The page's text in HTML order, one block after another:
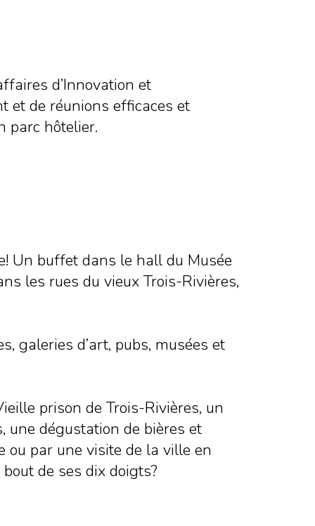
d’Innovation et
et de réunions efficaces et
parc hôtelier.
Un buffet dans le hall du Musée
les rues du vieux Trois-Rivières,
galeries d’art, pubs, musées et
prison de Trois-Rivières, un
une dégustation de bières et
ou par une visite de la ville en
de ses dix doigts?